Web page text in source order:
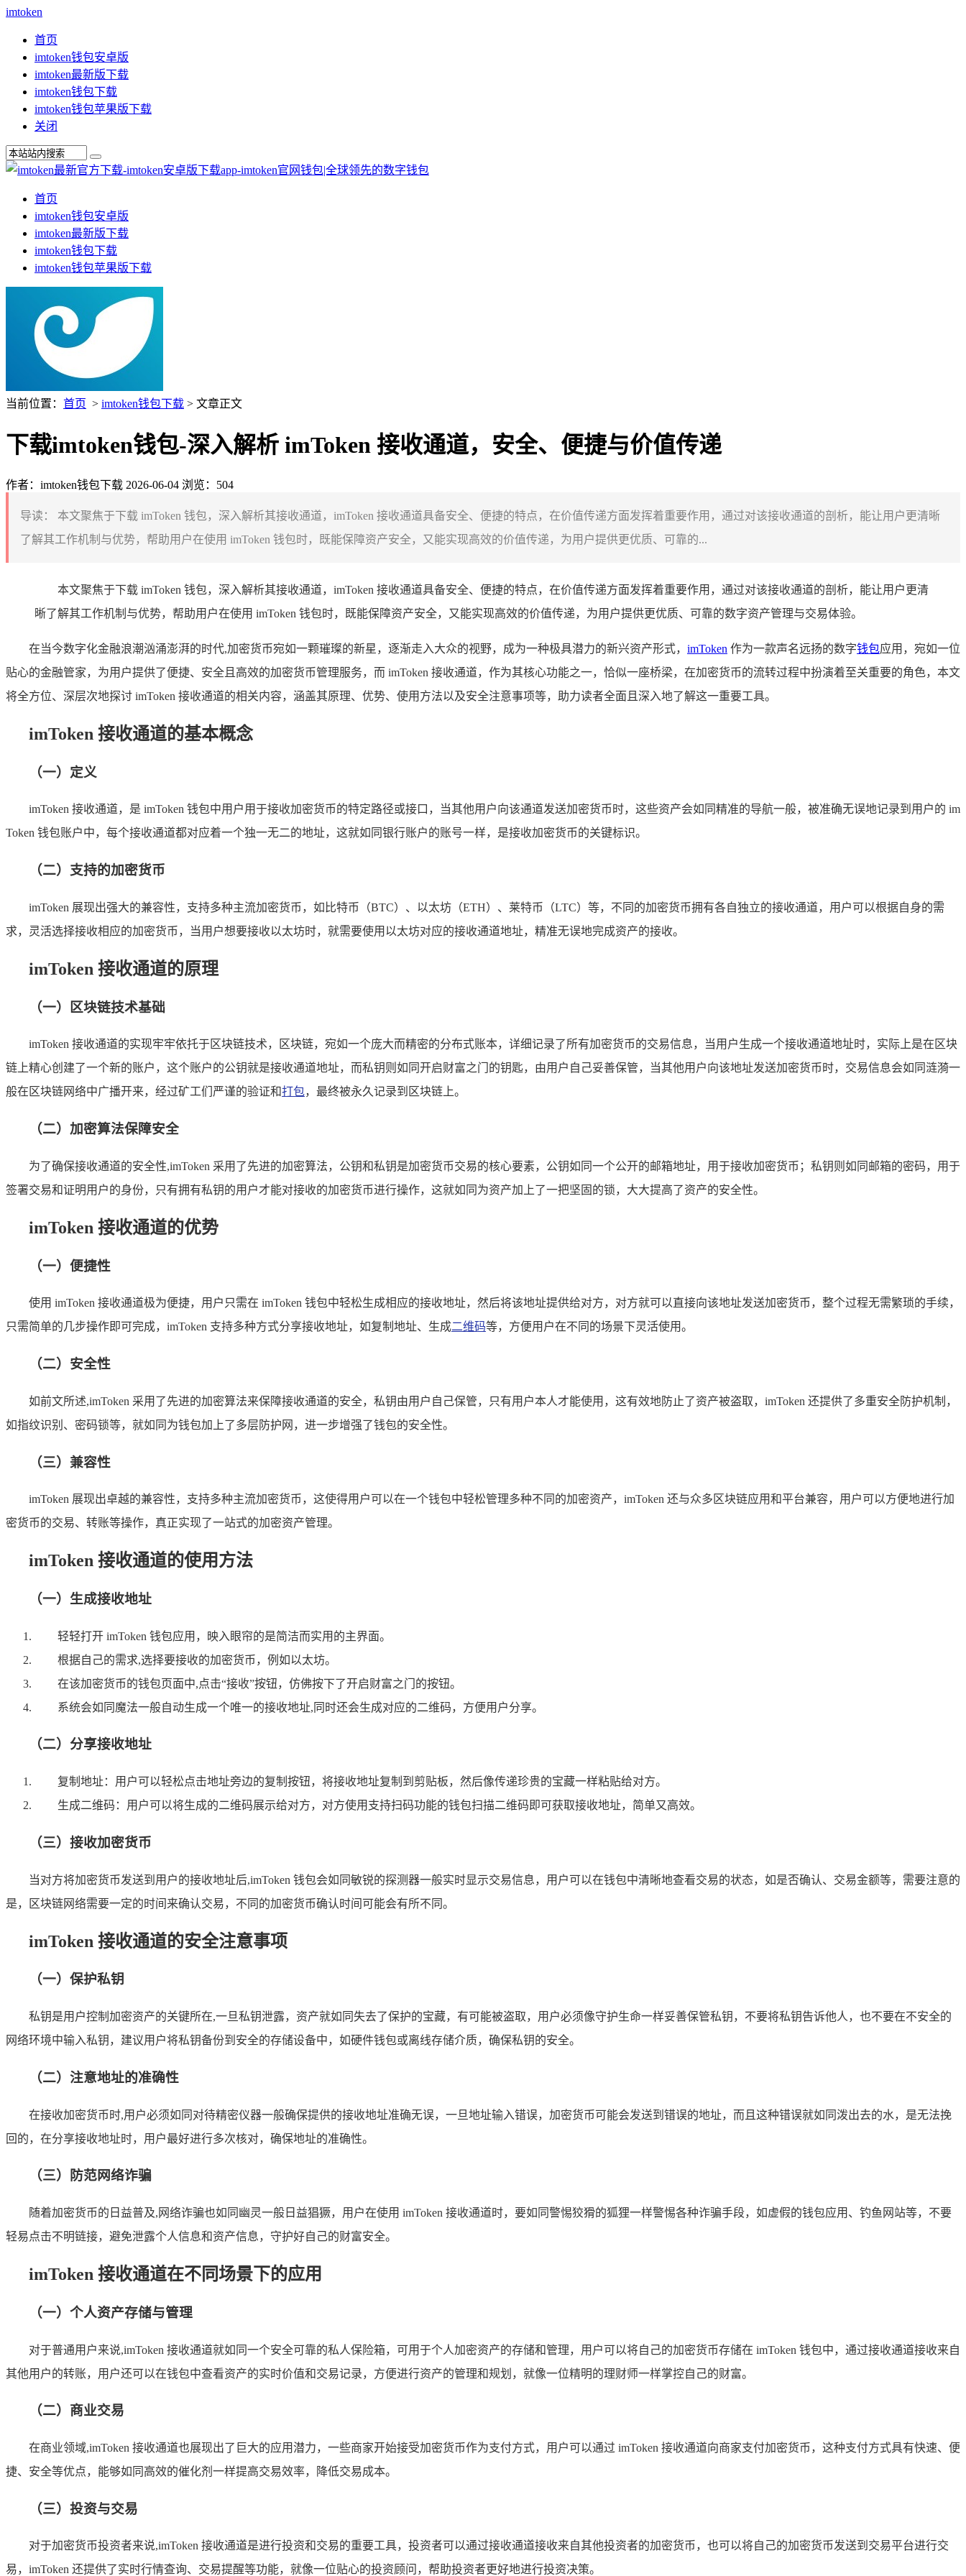
imtoken
首页
imtoken钱包安卓版
imtoken最新版下载
imtoken钱包下载
imtoken钱包苹果版下载
关闭
首页
imtoken钱包安卓版
imtoken最新版下载
imtoken钱包下载
imtoken钱包苹果版下载
当前位置： 首页 > imtoken钱包下载 > 文章正文
下载imtoken钱包-深入解析 imToken 接收通道，安全、便捷与价值传递
作者：imtoken钱包下载 2026-06-04 浏览：504
导读：
本文聚焦于下载 imToken 钱包，深入解析其接收通道，imToken 接收通道具备安全、便捷的特点，在价值传递方面发挥着重要作用，通过对该接收通道的剖析，能让用户更清晰
了解其工作机制与优势，帮助用户在使用 imToken 钱包时，既能保障资产安全，又能实现高效的价值传递，为用户提供更优质、可靠的...
本文聚焦于下载 imToken 钱包，深入解析其接收通道，imToken 接收通道具备安全、便捷的特点，在价值传递方面发挥着重要作用，通过对该接收通道的剖析，能让用户更清
晰了解其工作机制与优势，帮助用户在使用 imToken 钱包时，既能保障资产安全，又能实现高效的价值传递，为用户提供更优质、可靠的数字资产管理与交易体验。
在当今数字化金融浪潮汹涌澎湃的时代,加密货币宛如一颗璀璨的新星，逐渐走入大众的视野，成为一种极具潜力的新兴资产形式， imToken 作为一款声名远扬的数字钱包应用，宛如一位
贴心的金融管家，为用户提供了便捷、安全且高效的加密货币管理服务，而 imToken 接收通道，作为其核心功能之一，恰似一座桥梁，在加密货币的流转过程中扮演着至关重要的角色，本文
将全方位、深层次地探讨 imToken 接收通道的相关内容，涵盖其原理、优势、使用方法以及安全注意事项等，助力读者全面且深入地了解这一重要工具。
imToken 接收通道的基本概念
（一）定义
imToken 接收通道，是 imToken 钱包中用户用于接收加密货币的特定路径或接口，当其他用户向该通道发送加密货币时，这些资产会如同精准的导航一般，被准确无误地记录到用户的 im
Token 钱包账户中，每个接收通道都对应着一个独一无二的地址，这就如同银行账户的账号一样，是接收加密货币的关键标识。
（二）支持的加密货币
imToken 展现出强大的兼容性，支持多种主流加密货币，如比特币（BTC）、以太坊（ETH）、莱特币（LTC）等，不同的加密货币拥有各自独立的接收通道，用户可以根据自身的需
求，灵活选择接收相应的加密货币，当用户想要接收以太坊时，就需要使用以太坊对应的接收通道地址，精准无误地完成资产的接收。
imToken 接收通道的原理
（一）区块链技术基础
imToken 接收通道的实现牢牢依托于区块链技术，区块链，宛如一个庞大而精密的分布式账本，详细记录了所有加密货币的交易信息，当用户生成一个接收通道地址时，实际上是在区块
链上精心创建了一个新的账户，这个账户的公钥就是接收通道地址，而私钥则如同开启财富之门的钥匙，由用户自己妥善保管，当其他用户向该地址发送加密货币时，交易信息会如同涟漪一
般在区块链网络中广播开来，经过矿工们严谨的验证和打包，最终被永久记录到区块链上。
（二）加密算法保障安全
为了确保接收通道的安全性,imToken 采用了先进的加密算法，公钥和私钥是加密货币交易的核心要素，公钥如同一个公开的邮箱地址，用于接收加密货币；私钥则如同邮箱的密码，用于
签署交易和证明用户的身份，只有拥有私钥的用户才能对接收的加密货币进行操作，这就如同为资产加上了一把坚固的锁，大大提高了资产的安全性。
imToken 接收通道的优势
（一）便捷性
使用 imToken 接收通道极为便捷，用户只需在 imToken 钱包中轻松生成相应的接收地址，然后将该地址提供给对方，对方就可以直接向该地址发送加密货币，整个过程无需繁琐的手续，
只需简单的几步操作即可完成，imToken 支持多种方式分享接收地址，如复制地址、生成二维码等，方便用户在不同的场景下灵活使用。
（二）安全性
如前文所述,imToken 采用了先进的加密算法来保障接收通道的安全，私钥由用户自己保管，只有用户本人才能使用，这有效地防止了资产被盗取，imToken 还提供了多重安全防护机制，
如指纹识别、密码锁等，就如同为钱包加上了多层防护网，进一步增强了钱包的安全性。
（三）兼容性
imToken 展现出卓越的兼容性，支持多种主流加密货币，这使得用户可以在一个钱包中轻松管理多种不同的加密资产，imToken 还与众多区块链应用和平台兼容，用户可以方便地进行加
密货币的交易、转账等操作，真正实现了一站式的加密资产管理。
imToken 接收通道的使用方法
（一）生成接收地址
轻轻打开 imToken 钱包应用，映入眼帘的是简洁而实用的主界面。
根据自己的需求,选择要接收的加密货币，例如以太坊。
在该加密货币的钱包页面中,点击“接收”按钮，仿佛按下了开启财富之门的按钮。
系统会如同魔法一般自动生成一个唯一的接收地址,同时还会生成对应的二维码，方便用户分享。
（二）分享接收地址
复制地址：用户可以轻松点击地址旁边的复制按钮，将接收地址复制到剪贴板，然后像传递珍贵的宝藏一样粘贴给对方。
生成二维码：用户可以将生成的二维码展示给对方，对方使用支持扫码功能的钱包扫描二维码即可获取接收地址，简单又高效。
（三）接收加密货币
当对方将加密货币发送到用户的接收地址后,imToken 钱包会如同敏锐的探测器一般实时显示交易信息，用户可以在钱包中清晰地查看交易的状态，如是否确认、交易金额等，需要注意的
是，区块链网络需要一定的时间来确认交易，不同的加密货币确认时间可能会有所不同。
imToken 接收通道的安全注意事项
（一）保护私钥
私钥是用户控制加密资产的关键所在,一旦私钥泄露，资产就如同失去了保护的宝藏，有可能被盗取，用户必须像守护生命一样妥善保管私钥，不要将私钥告诉他人，也不要在不安全的
网络环境中输入私钥，建议用户将私钥备份到安全的存储设备中，如硬件钱包或离线存储介质，确保私钥的安全。
（二）注意地址的准确性
在接收加密货币时,用户必须如同对待精密仪器一般确保提供的接收地址准确无误，一旦地址输入错误，加密货币可能会发送到错误的地址，而且这种错误就如同泼出去的水，是无法挽
回的，在分享接收地址时，用户最好进行多次核对，确保地址的准确性。
（三）防范网络诈骗
随着加密货币的日益普及,网络诈骗也如同幽灵一般日益猖獗，用户在使用 imToken 接收通道时，要如同警惕狡猾的狐狸一样警惕各种诈骗手段，如虚假的钱包应用、钓鱼网站等，不要
轻易点击不明链接，避免泄露个人信息和资产信息，守护好自己的财富安全。
imToken 接收通道在不同场景下的应用
（一）个人资产存储与管理
对于普通用户来说,imToken 接收通道就如同一个安全可靠的私人保险箱，可用于个人加密资产的存储和管理，用户可以将自己的加密货币存储在 imToken 钱包中，通过接收通道接收来自
其他用户的转账，用户还可以在钱包中查看资产的实时价值和交易记录，方便进行资产的管理和规划，就像一位精明的理财师一样掌控自己的财富。
（二）商业交易
在商业领域,imToken 接收通道也展现出了巨大的应用潜力，一些商家开始接受加密货币作为支付方式，用户可以通过 imToken 接收通道向商家支付加密货币，这种支付方式具有快速、便
捷、安全等优点，能够如同高效的催化剂一样提高交易效率，降低交易成本。
（三）投资与交易
对于加密货币投资者来说,imToken 接收通道是进行投资和交易的重要工具，投资者可以通过接收通道接收来自其他投资者的加密货币，也可以将自己的加密货币发送到交易平台进行交
易，imToken 还提供了实时行情查询、交易提醒等功能，就像一位贴心的投资顾问，帮助投资者更好地进行投资决策。